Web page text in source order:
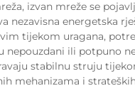
izvan mreže se
nezavisna energetska
tijekom uragana,
ili potpuno
stabilnu struju
mehanizama i